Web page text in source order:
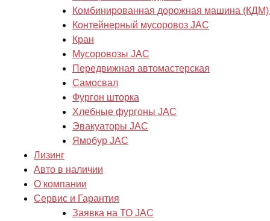
Комбинированная дорожная машина
Контейнерный мусоровоз JAC
Кран
Мусоровозы JAC
Передвижная автомастерская
Самосвал
Фургон шторка
Хлебные фургоны JAC
Эвакуаторы JAC
Ямобур JAC
Лизинг
Авто в наличии
О компании
Сервис и Гарантия
Заявка на ТО JAC